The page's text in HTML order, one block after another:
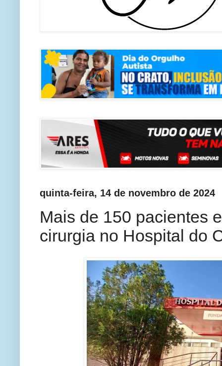
quinta-feira, 14 de novembro de 2024
Mais de 150 pacientes
cirurgia no Hospital do